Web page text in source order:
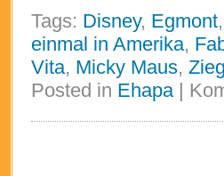
Tags: Disney, Egmont
einmal in Amerika,
Vita, Micky Maus,
Posted in Ehapa|